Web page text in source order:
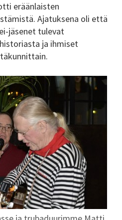
eräänlaisten
Ajatuksena oli että
jäsenet tulevat
ja ihmiset